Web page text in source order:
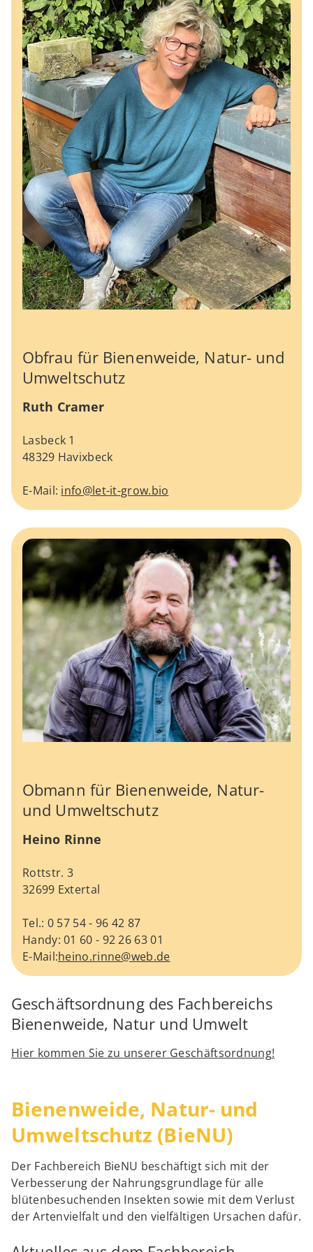
Links
D.I.B.-MV
Suche
Kontakt Geschäftsstelle
Impressum
Datenschutz
Obfrau für Bienenweide, Natur- und
Umweltschutz
Ruth Cramer
Lasbeck 1
48329 Havixbeck
E-Mail: info@let-it-grow.bio
Obmann für Bienenweide, Natur-
und Umweltschutz
Heino Rinne
Rottstr. 3
32699 Extertal
Tel.: 0 57 54 - 96 42 87
Handy: 01 60 - 92 26 63 01
E-Mail:heino.rinne@web.de
Geschäftsordnung des Fachbereichs
Bienenweide, Natur und Umwelt
Hier kommen Sie zu unserer Geschäftsordnung!
Bienenweide, Natur- und
Umweltschutz (BieNU)
Der Fachbereich BieNU beschäftigt sich mit der
Verbesserung der Nahrungsgrundlage für alle
blütenbesuchenden Insekten sowie mit dem Verlust
der Artenvielfalt und den vielfältigen Ursachen dafür.